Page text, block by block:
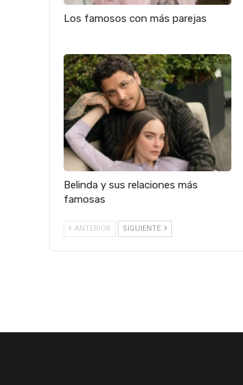
Los famosos con más parejas
Belinda y sus relaciones más
famosas
ANTERIOR SIGUIENTE